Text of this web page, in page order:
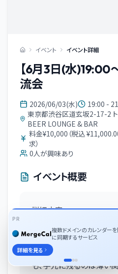
イベント イベント詳細
【6月3日(水)19:00
流会
2026/06/03(水)
19:00 -
東京都渋谷区道玄坂2-17-2
BEER LOUNGE & BAR
料金¥10,000（税込
求）
0人が興味あり
イベント概要
詳細内容
●肩書きだけの挨拶に
な決断を背負うリーダー
日々、数多くの「異業種
も、手元に残るのは薄い
PR
複数ドメインのカレンダー
に同期するサービス
詳細を見る